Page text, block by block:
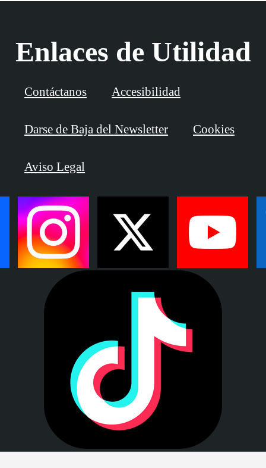
Enlaces de Utilidad
Contáctanos Accesibilidad
Darse de Baja del Newsletter Cookies
Aviso Legal